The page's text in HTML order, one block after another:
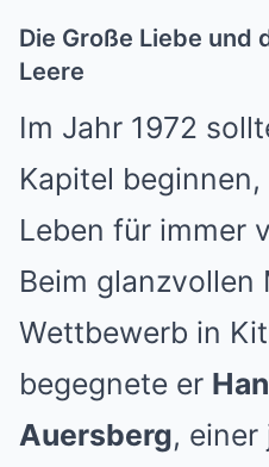
Die Große Liebe und
Leere
Im Jahr 1972
Kapitel
Leben für immer
Beim glanzvollen
Wettbewerb in
begegnete er
Auersberg, einer